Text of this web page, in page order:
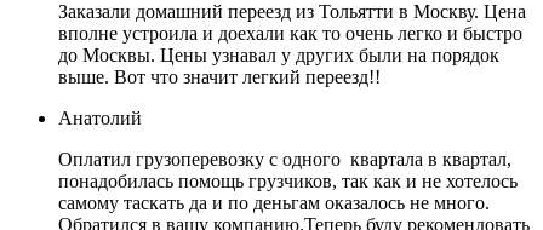
Заказали домашний переезд из Тольятти в Москву. Цена
вполне устроила и доехали как то очень легко и быстро
до Москвы. Цены узнавал у других были на порядок
выше. Вот что значит легкий переезд!!
Анатолий
Оплатил грузоперевозку с одного квартала в квартал,
понадобилась помощь грузчиков, так как и не хотелось
самому таскать да и по деньгам оказалось не много.
Обратился в вашу компанию.Теперь буду рекомендовать